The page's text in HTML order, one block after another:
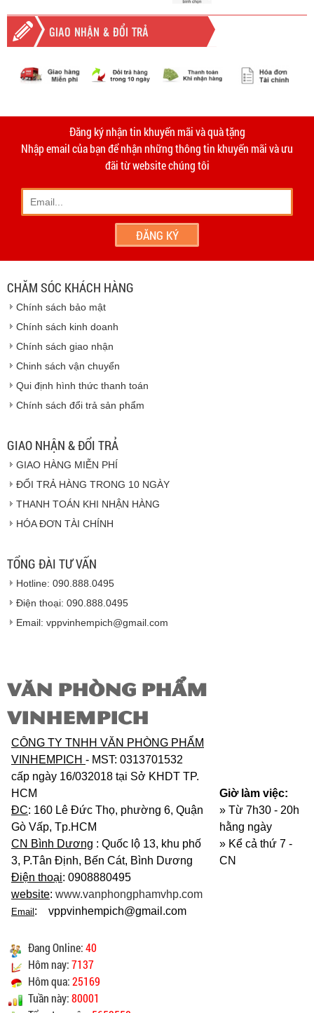
GIAO NHẬN & ĐỔI TRẢ
Dương
- Phương thức vận chuyển do hai bên thỏa thuận và thực
hiện trên tinh thần hợp tác, thiện chí.
- Khách hàng có thể đếngiao dịch trực tiếp tạicông ty
- Hoặc chúng tôi sẽcử nhân viên giao hàng
địa chỉ khách hàng cung cấp.
hạn 10 ngày
Vinhempich
CAM KẾT CHẤT LƯỢNG
Hàng hóa được giao cho quý khách là hàng mới
100% nguyên đai nguyên kiện.
Vinhempich
độ bảo hành sản phẩm đối với nhà sản xuất hoặc
nhà nhập khẩu nếu sản phẩm bị lỗi hoặc hỏng hóc
Đăng ký nhận tin khuyến mãi và quà tặng
Nhập email của bạn để nhận những thông tin khuyến mãi và ưu
đãi từ website chúng tôi
CHĂM SÓC KHÁCH HÀNG
Chính sách bảo mật
Chính sách kinh doanh
Chính sách giao nhận
Chinh sách vận chuyển
Qui định hình thức thanh toán
Chính sách đổi trả sản phẩm
GIAO NHẬN & ĐỔI TRẢ
GIAO HÀNG MIỄN PHÍ
ĐỔI TRẢ HÀNG TRONG 10 NGÀY
THANH TOÁN KHI NHẬN HÀNG
HÓA ĐƠN TÀI CHÍNH
TỔNG ĐÀI TƯ VẤN
Hotline: 090.888.0495
Điện thoại: 090.888.0495
Email: vppvinhempich@gmail.com
VĂN PHÒNG PHẨM
VINHEMPICH
CÔNG TY TNHH VĂN PHÒNG PHẨM
VINHEMPICH - MST: 0313701532
cấp ngày 16/032018 tại Sở KHDT TP.
HCM
ĐC: 160 Lê Đức Thọ, phường 6, Quận
Gò Vấp, Tp.HCM
CN Bình Dương : Quốc lộ 13, khu phố
3, P.Tân Định, Bến Cát, Bình Dương
Điện thoại: 0908880495
website: www.vanphongphamvhp.com
Email : vppvinhempich@gmail.com
Giờ làm việc:
» Từ 7h30 - 20h
hằng ngày
» Kể cả thứ 7 -
CN
Đang Online:40
Hôm nay:7137
Hôm qua:25169
Tuần này:80001